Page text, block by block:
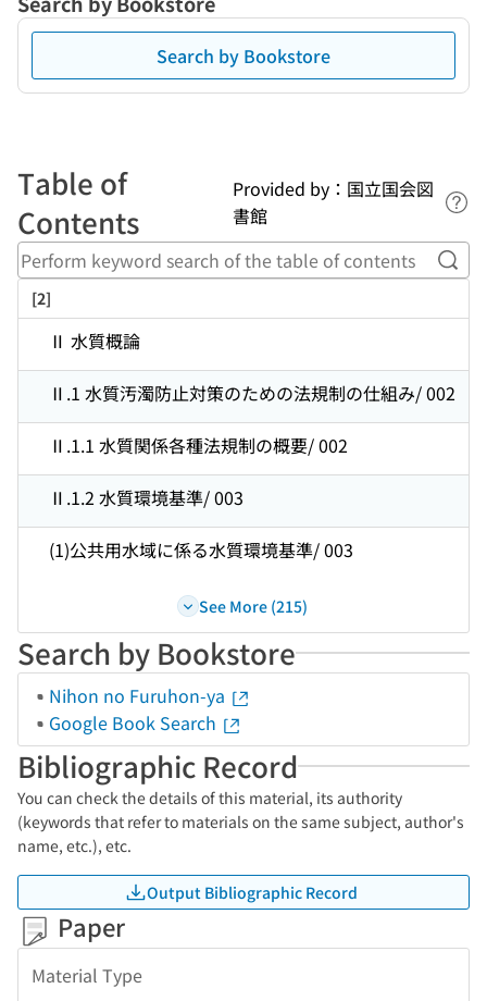
Search by Bookstore
Table of
Contents
Provided by：国立国会図
書館
[2]
Ⅱ 水質概論
Ⅱ.1 水質汚濁防止対策のための法規制の仕組み/ 002
Ⅱ.1.1 水質関係各種法規制の概要/ 002
Ⅱ.1.2 水質環境基準/ 003
(1)公共用水域に係る水質環境基準/ 003
See More (215)
Search by Bookstore
Nihon no Furuhon-ya
Google Book Search
Bibliographic Record
You can check the details of this material, its authority
(keywords that refer to materials on the same subject, author's
name, etc.), etc.
Output Bibliographic Record
Paper
Material Type